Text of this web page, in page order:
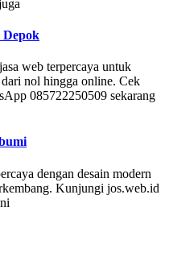
Depok
web terpercaya untuk
nol hingga online. Cek
085722250509 sekarang
dengan desain modern
Kunjungi jos.web.id